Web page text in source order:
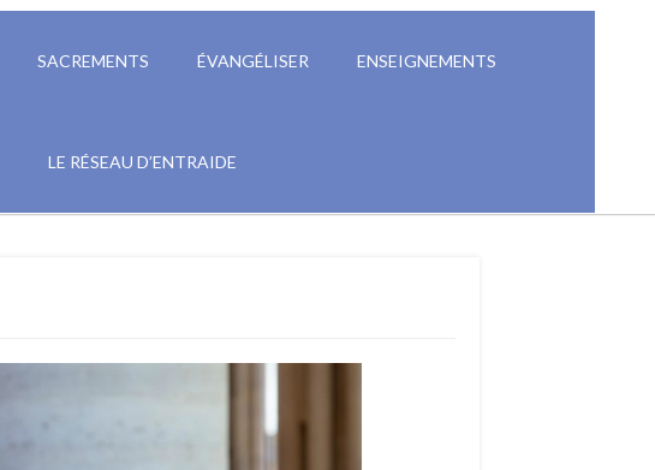
SACREMENTS ÉVANGÉLISER ENSEIGNEMENTS
LE RÉSEAU D’ENTRAIDE